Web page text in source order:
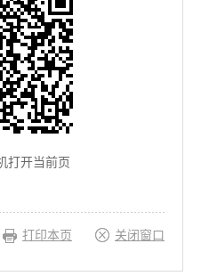
打开当前页
打印本页 关闭窗口